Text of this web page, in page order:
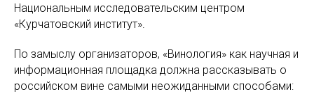
Национальным исследовательским центром
«Курчатовский институт».
По замыслу организаторов, «Винология» как научная и
информационная площадка должна рассказывать о
российском вине самыми неожиданными способами: